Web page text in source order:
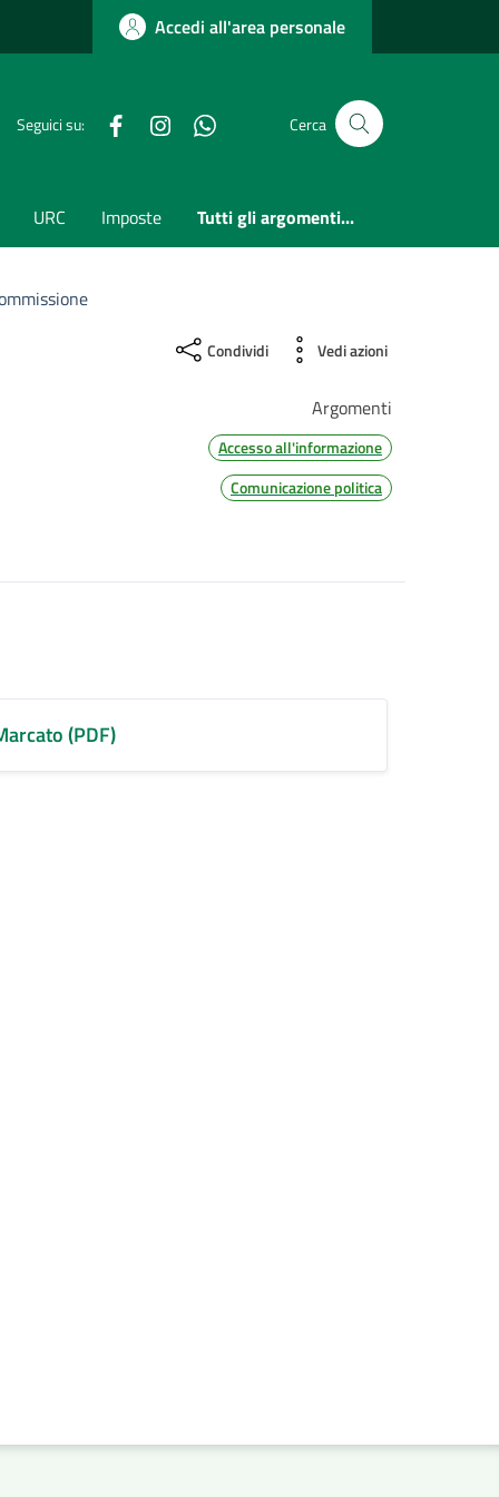
Accedi all'area personale
Seguici su: FacebookInstagramwhatsappCerca
URC Imposte Tutti gli argomenti...
Condividi Vedi azioni
Argomenti
Accesso all'informazione
Comunicazione politica
(PDF)